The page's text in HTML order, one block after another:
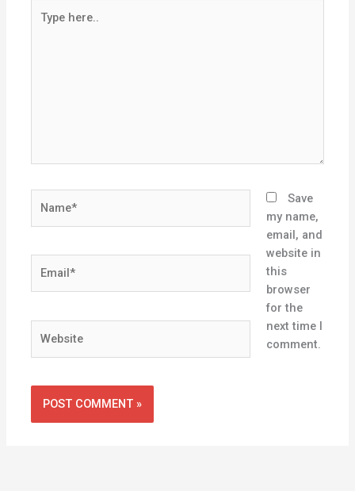
here..
Save
my name,
email, and
website in
this
browser
for the
next time I
comment.